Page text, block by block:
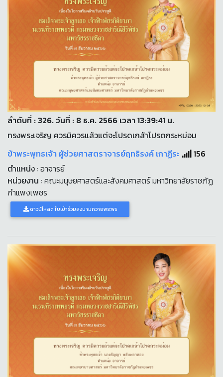
ลำดับที่ : 326. วันที่ : 8 ธ.ค. 2566 เวลา 13:39:41 น.
ทรงพระเจริญ ควรมิควรแล้วแต่จะโปรดเกล้าโปรดกระหม่อม
ข้าพระพุทธเจ้า ผู้ช่วยศาสตราจารย์ฤทธิรงค์ เกาฏีระ
156
ตำแหน่ง: อาจารย์
หน่วยงาน : คณะมนุษยศาสตร์และสังคมศาสตร์ มหาวิทยาลัยราชภัฏ
กำแพงเพชร
ดาวน์โหลด ใบเข้าร่วมลงนามถวายพระพร